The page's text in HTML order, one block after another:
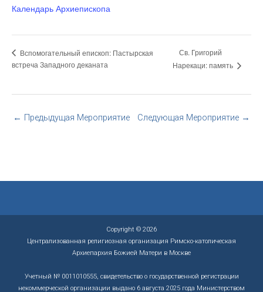
Календарь Архиепископа
Вспомогательный епископ: Пастырская
встреча Западного деканата
Св. Григорий
Нарекаци: память
← Предыдущая Мероприятие Следующая Мероприятие →
Copyright © 2026
Централизованная религиозная организация Римско-католическая
Архиепархия Божией Матери в Москве
Учетный № 0011010555, свидетельство о государственной регистрации
некоммерческой организации выдано 6 августа 2025 года Министерством